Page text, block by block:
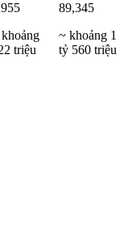
triệu
89,345
~ khoảng 1
tỷ 560 triệu